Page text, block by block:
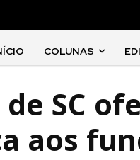
COLUNAS
SC
aos